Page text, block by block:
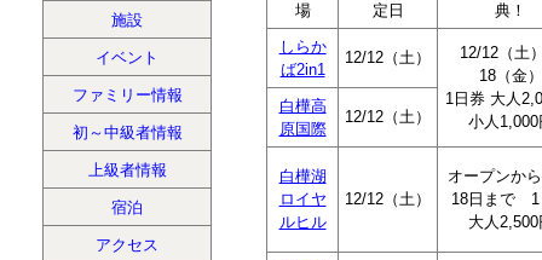
場
定日
典！
しらか
ば2in1
12/12（土）
12/12（土
18（金）
1日券 大人
小人1,000
白樺高
原国際
12/12（土）
白樺湖
ロイヤ
ルヒル
12/12（土）
オープンか
18日まで 1
大人2,500
施設
イベント
ファミリー情報
初～中級者情報
上級者情報
宿泊
アクセス